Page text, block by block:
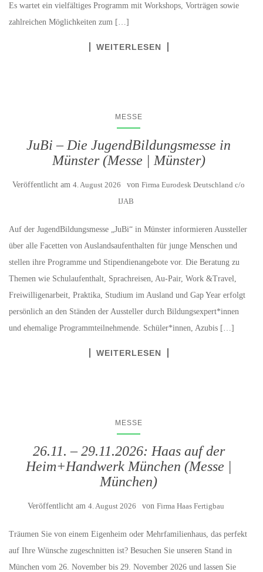
Es wartet ein vielfältiges Programm mit Workshops, Vorträgen sowie
zahlreichen Möglichkeiten zum […]
WEITERLESEN
MESSE
JuBi – Die JugendBildungsmesse in
Münster (Messe | Münster)
Veröffentlicht am 4. August 2026 von Firma Eurodesk Deutschland c/o
IJAB
Auf der JugendBildungsmesse „JuBi“ in Münster informieren Aussteller
über alle Facetten von Auslandsaufenthalten für junge Menschen und
stellen ihre Programme und Stipendienangebote vor. Die Beratung zu
Themen wie Schulaufenthalt, Sprachreisen, Au-Pair, Work &Travel,
Freiwilligenarbeit, Praktika, Studium im Ausland und Gap Year erfolgt
persönlich an den Ständen der Aussteller durch Bildungsexpert*innen
und ehemalige Programmteilnehmende. Schüler*innen, Azubis […]
WEITERLESEN
MESSE
26.11. – 29.11.2026: Haas auf der
Heim+Handwerk München (Messe |
München)
Veröffentlicht am 4. August 2026 von Firma Haas Fertigbau
Träumen Sie von einem Eigenheim oder Mehrfamilienhaus, das perfekt
auf Ihre Wünsche zugeschnitten ist? Besuchen Sie unseren Stand in
München vom 26. November bis 29. November 2026 und lassen Sie